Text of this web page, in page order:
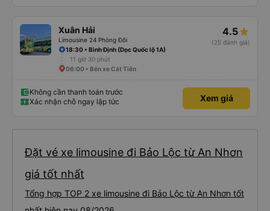
Xuân Hải
Limousine 24 Phòng Đôi
4.5
(25 đánh giá)
18:30 • Bình Định (Dọc Quốc lộ 1A)
11 giờ 30 phút
06:00 • Bến xe Cát Tiên
Không cần thanh toán trước
Xác nhận chỗ ngay lập tức
Xem giá
Đặt vé xe limousine đi Bảo Lộc từ An Nhơn
giá tốt nhất
Tổng hợp TOP 2 xe limousine đi Bảo Lộc từ An Nhơn tốt